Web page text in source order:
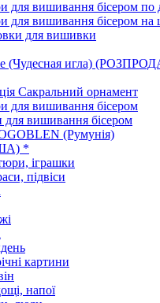
для вишивання бісером по
для вишивання бісером на
для вишивки
(Чудесная игла)
Сакральний орнамент
для вишивання бісером
вишивання бісером
(Румунія)
*
іграшки
підвіси
картини
напої